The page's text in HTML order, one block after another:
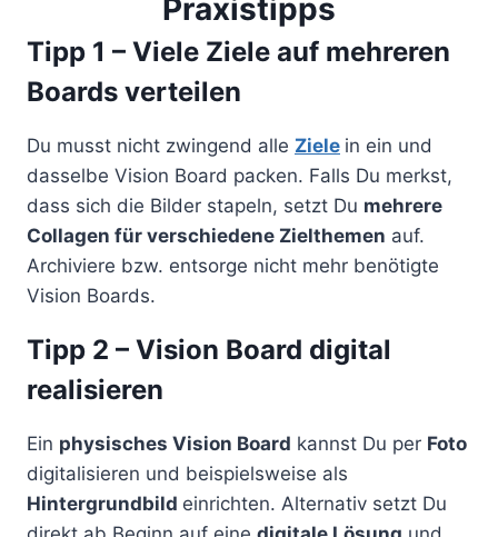
Praxistipps
Tipp 1 – Viele Ziele auf mehreren
Boards verteilen
Du musst nicht zwingend alle Ziele in ein und
dasselbe Vision Board packen. Falls Du merkst,
dass sich die Bilder stapeln, setzt Du mehrere
Collagen für verschiedene Zielthemen auf.
Archiviere bzw. entsorge nicht mehr benötigte
Vision Boards.
Tipp 2 – Vision Board digital
realisieren
Ein physisches Vision Board kannst Du per Foto
digitalisieren und beispielsweise als
Hintergrundbild einrichten. Alternativ setzt Du